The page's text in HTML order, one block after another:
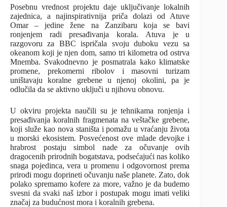
Posebnu vrednost projektu daje uključivanje lokalnih
zajednica, a najinspirativnija priča dolazi od Atuve
Omar – jedine žene na Zanzibaru koja se bavi
ronjenjem radi presađivanja korala. Atuva je u
razgovoru za BBC ispričala svoju duboku vezu sa
okeanom koji je njen dom, samo tri kilometra od ostrva
Mnemba. Svakodnevno je posmatrala kako klimatske
promene, prekomerni ribolov i masovni turizam
uništavaju koralne grebene u njenoj okolini, pa je
odlučila da se aktivno uključi u njihovu obnovu.
U okviru projekta naučili su je tehnikama ronjenja i
presađivanja koralnih fragmenata na veštačke grebene,
koji služe kao nova staništa i pomažu u vraćanju života
u morski ekosistem. Posvećenost ove mlade devojke i
hrabrost postaju simbol nade za očuvanje ovih
dragocenih prirodnih bogatstava, podsećajući nas koliko
snaga pojedinca, vera u promenu i odgovornost prema
prirodi mogu doprineti očuvanju naše planete. Zato, dok
polako spremamo kofere za more, važno je da budemo
svesni da svaki naš izbor i postupak mogu imati veliki
značaj za budućnost mora i koralnih grebena.